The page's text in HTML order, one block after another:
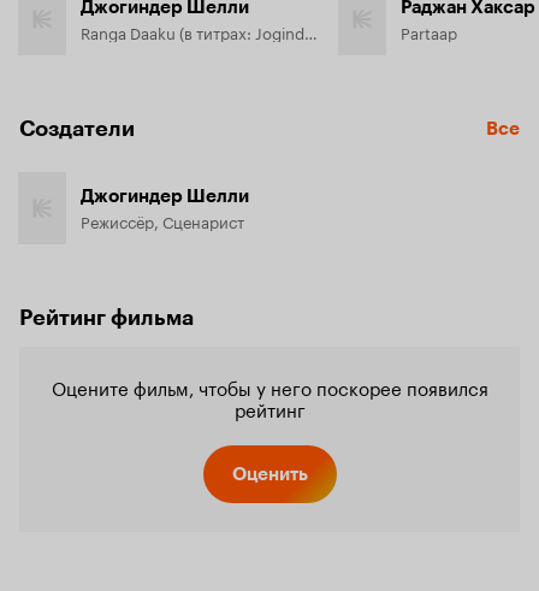
Джогиндер Шелли
Ranga Daaku (в титрах: Joginder)
Раджан Хаксар
Partaap
Создатели Все
Джогиндер Шелли
Режиссёр, Сценарист
Рейтинг фильма
Оцените фильм, чтобы у него поскорее появился
рейтинг
Оценить